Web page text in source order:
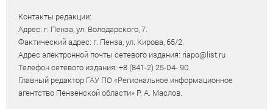
Контакты редакции:
Адрес: г. Пенза, ул. Володарского, 7.
Фактический адрес: г. Пенза, ул. Кирова, 65/2.
Адрес электронной почты сетевого издания: riapo@list.ru
Телефон сетевого издания: +8 (841-2) 25-04- 90.
Главный редактор ГАУ ПО «Региональное информационное
агентство Пензенской области» Р. А. Маслов.